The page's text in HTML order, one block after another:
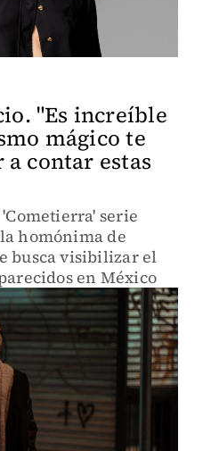
"Es increíble
mágico te
contar estas
serie
homónima de
busca visibilizar el
en México